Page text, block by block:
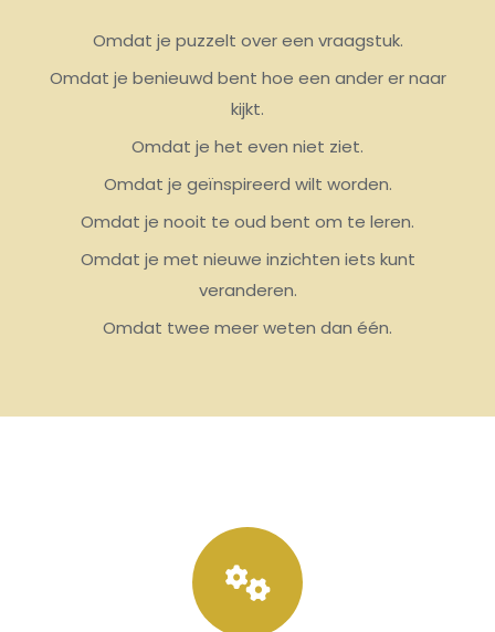
Omdat je puzzelt over een vraagstuk.
Omdat je benieuwd bent hoe een ander er naar
kijkt.
Omdat je het even niet ziet.
Omdat je geïnspireerd wilt worden.
Omdat je nooit te oud bent om te leren.
Omdat je met nieuwe inzichten iets kunt
veranderen.
Omdat twee meer weten dan één.